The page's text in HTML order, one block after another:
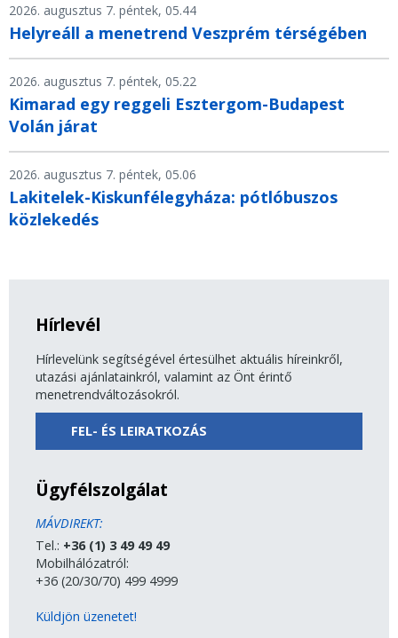
2026. augusztus 7. péntek, 05.44
Helyreáll a menetrend Veszprém térségében
2026. augusztus 7. péntek, 05.22
Kimarad egy reggeli Esztergom-Budapest
Volán járat
2026. augusztus 7. péntek, 05.06
Lakitelek-Kiskunfélegyháza: pótlóbuszos
közlekedés
Hírlevél
Hírlevelünk segítségével értesülhet aktuális híreinkről,
utazási ajánlatainkról, valamint az Önt érintő
menetrendváltozásokról.
FEL- ÉS LEIRATKOZÁS
Ügyfélszolgálat
MÁVDIREKT:
Tel.: +36 (1) 3 49 49 49
Mobilhálózatról:
+36 (20/30/70) 499 4999
Küldjön üzenetet!